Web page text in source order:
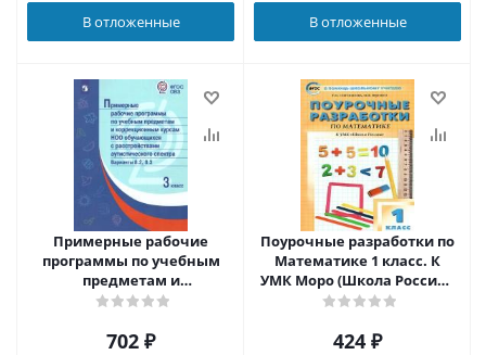
В отложенные В отложенные
Примерные рабочие
программы по учебным
предметам и
коррекционным курсам
расстройствами
702 ₽
Поурочные разработки по
Математике 1 класс. К
УМК Моро (Школа России).
ФГОС
424 ₽